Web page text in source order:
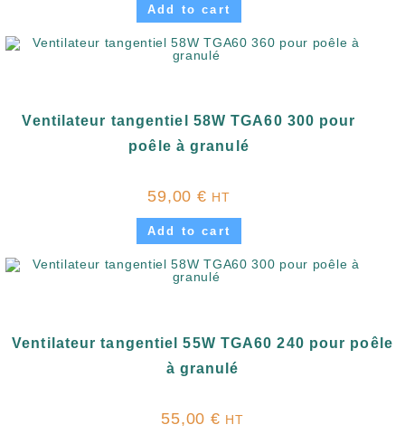
Add to cart
Ventilateur tangentiel 58W TGA60 300 pour
poêle à granulé
59,00 € HT
Add to cart
Ventilateur tangentiel 55W TGA60 240 pour poêle
à granulé
55,00 € HT